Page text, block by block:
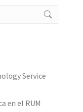
Service
en el RUM